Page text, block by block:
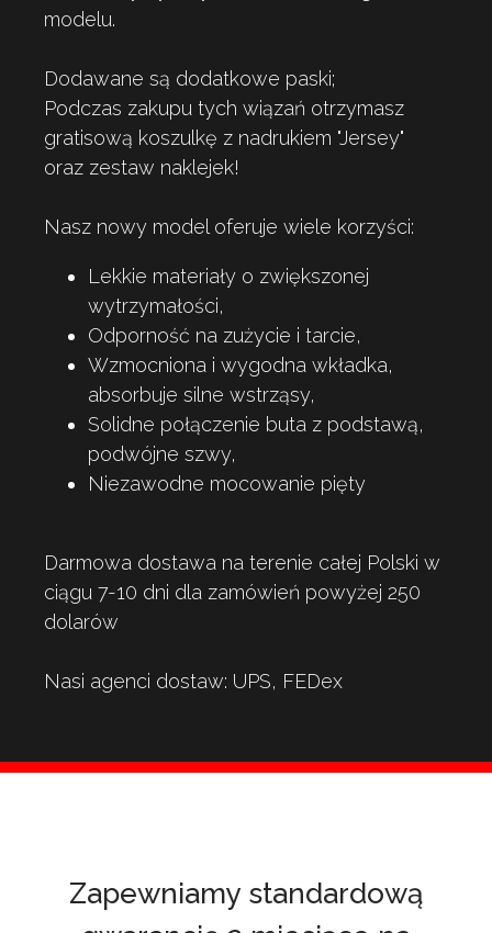
modelu.
Dodawane są dodatkowe paski;
Podczas zakupu tych wiązań otrzymasz
gratisową koszulkę z nadrukiem "Jersey"
oraz zestaw naklejek!
Nasz nowy model oferuje wiele korzyści:
Lekkie materiały o zwiększonej
wytrzymałości,
Odporność na zużycie i tarcie,
Wzmocniona i wygodna wkładka,
absorbuje silne wstrząsy,
Solidne połączenie buta z podstawą,
podwójne szwy,
Niezawodne mocowanie pięty
Darmowa dostawa na terenie całej Polski w
ciągu 7-10 dni dla zamówień powyżej 250
dolarów
Nasi agenci dostaw: UPS, FEDex
Zapewniamy standardową